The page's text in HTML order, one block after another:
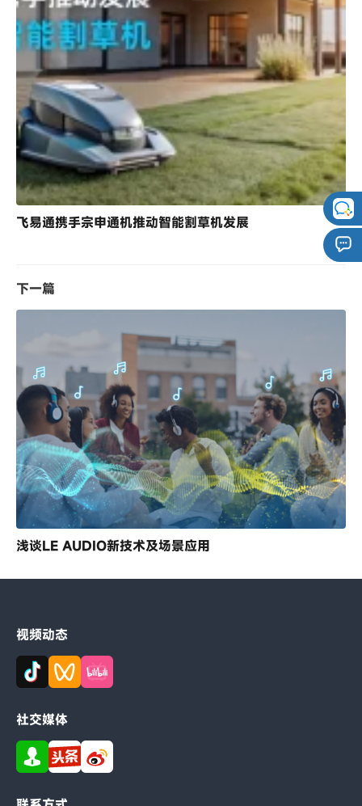
飞易通携手宗申通机推动智能割草机发展
下一篇
浅谈LE AUDIO新技术及场景应用
视频动态
社交媒体